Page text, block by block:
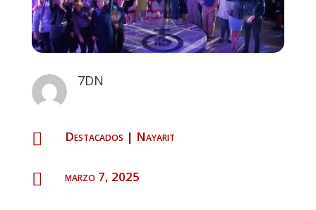
7DN
 Destacados | Nayarit
 marzo 7, 2025